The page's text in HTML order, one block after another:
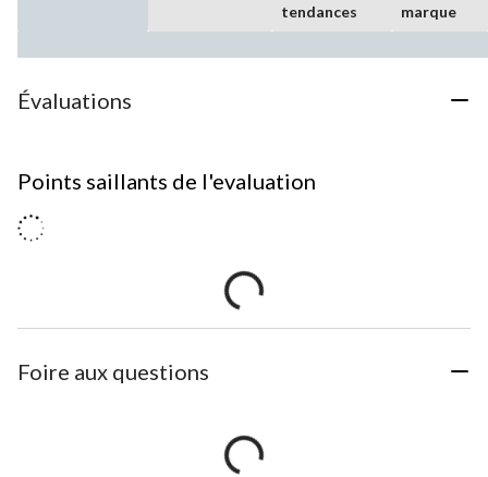
tendances
marque
Évaluations
Points saillants de l'evaluation
Foire aux questions